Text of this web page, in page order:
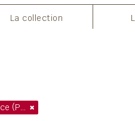
La collection
Bibliothèque nationale de France (Paris)